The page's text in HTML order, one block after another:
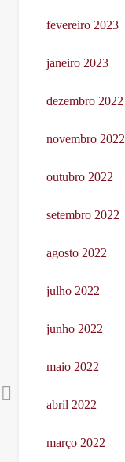
fevereiro 2023
janeiro 2023
dezembro 2022
novembro 2022
outubro 2022
setembro 2022
agosto 2022
julho 2022
junho 2022
maio 2022
abril 2022
março 2022